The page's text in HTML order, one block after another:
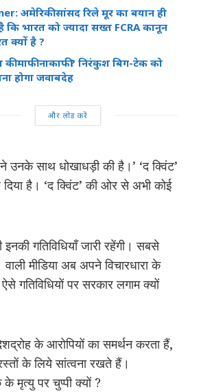
अमेरिकी सांसद रिले मूर का बयान ही
कि भारत को ज्यादा सख्त FCRA कानून
क्यों है ?
की माफी नाकाफी? निरंकुश बिग-टेक को
होगा जवाबदेह
और लोड करें
ने उनके साथ धोखाधड़ी की है।’ ‘द क्विंट’
है। ‘द क्विंट’ की ओर से अभी कोई
गतिविधियाँ जारी रहेंगी। सबसे
मीडिया अब अपने विचारधारा के
पर सरकार लगाम क्यों
के आरोपियों का समर्थन करता हैं,
के लिये सांत्वना रखते हैं।
मृत्यु पर चुप्पी क्यों ?